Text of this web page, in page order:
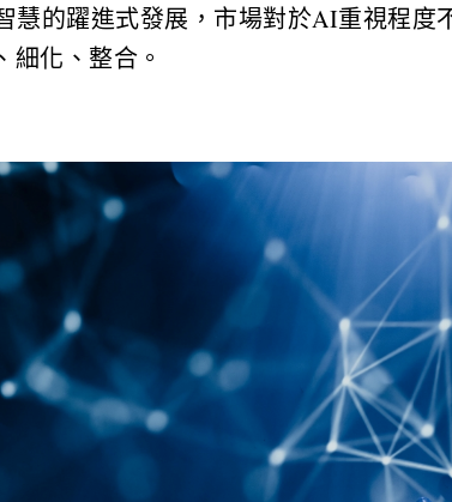
慧的躍進式發展，市場對於AI重視程
細化、整合。